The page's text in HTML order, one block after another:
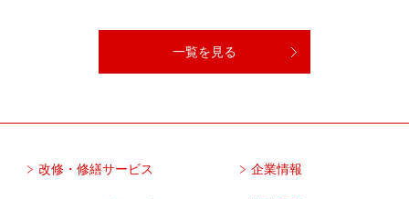
一覧を見る
改修・修繕サービス 企業情報